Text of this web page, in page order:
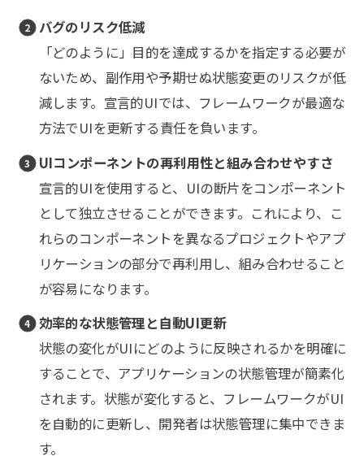
バグのリスク低減
「どのように」目的を達成するかを指定する必要が
ないため、副作用や予期せぬ状態変更のリスクが低
減します。宣言的UIでは、フレームワークが最適な
方法でUIを更新する責任を負います。
UIコンポーネントの再利用性と組み合わせやすさ
宣言的UIを使用すると、UIの断片をコンポーネント
として独立させることができます。これにより、こ
れらのコンポーネントを異なるプロジェクトやアプ
リケーションの部分で再利用し、組み合わせること
が容易になります。
効率的な状態管理と自動UI更新
状態の変化がUIにどのように反映されるかを明確に
することで、アプリケーションの状態管理が簡素化
されます。状態が変化すると、フレームワークがUI
を自動的に更新し、開発者は状態管理に集中できま
す。